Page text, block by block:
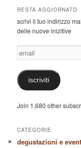
RESTA AGGIORNATO
scrivi il tuo indirizzo
delle nuove inizitive
email
iscriviti
Join 1,680 other
CATEGORIE
degustazioni e